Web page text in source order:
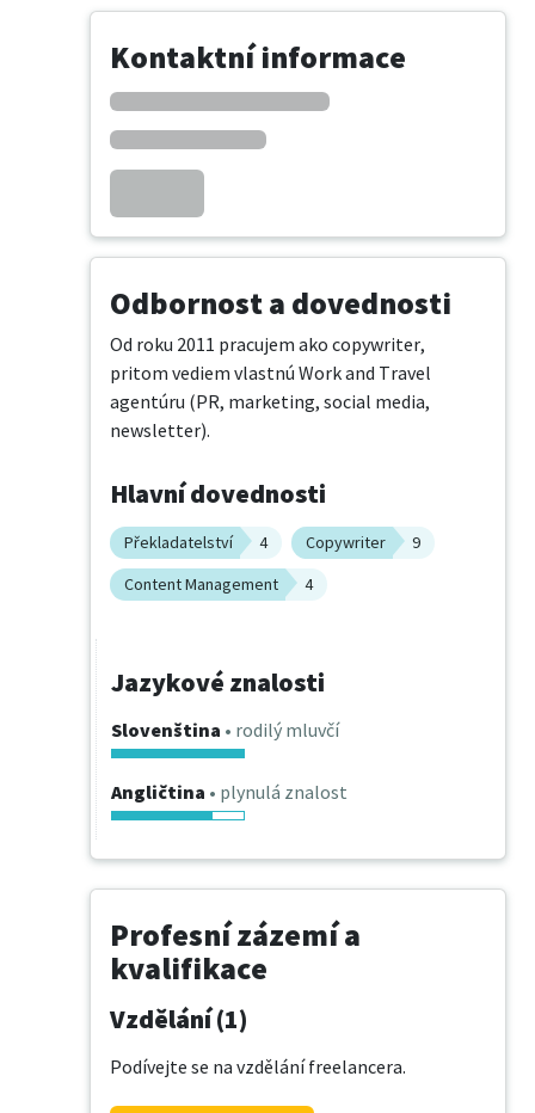
Kontaktní informace
Odbornost a dovednosti
Od roku 2011 pracujem ako copywriter,
pritom vediem vlastnú Work and Travel
agentúru (PR, marketing, social media,
newsletter).
Hlavní dovednosti
Překladatelství 4 Copywriter
9
Content Management
4
Jazykové znalosti
Slovenština • rodilý mluvčí
Angličtina • plynulá znalost
Profesní zázemí a
kvalifikace
Vzdělání (1)
Podívejte se na vzdělání freelancera.